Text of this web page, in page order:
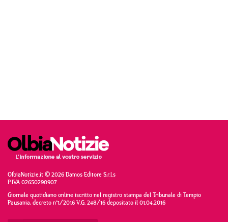
OlbiaNotizie.it © 2026 Damos Editore S.r.l.s
P.IVA 02650290907
Giornale quotidiano online iscritto nel registro stampa del Tribunale di Tempio
Pausania, decreto n°1/2016 V.G. 248/16 depositato il 01.04.2016